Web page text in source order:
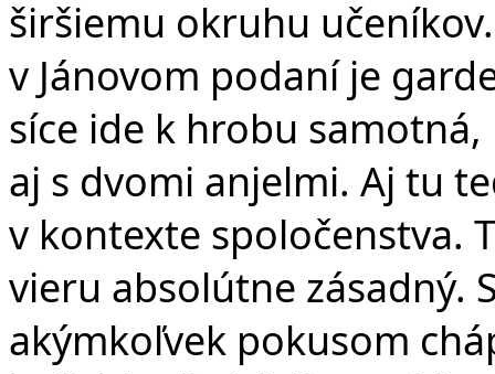
širšiemu okruhu
v Jánovom podaní je
síce ide k hrobu
aj s dvomi anjelmi. Aj tu
v kontexte spoločenstva.
vieru absolútne zásadný.
akýmkoľvek pokusom